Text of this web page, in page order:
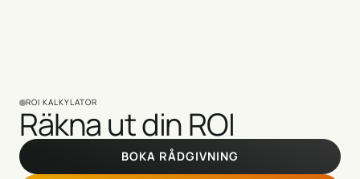
ROI KALKYLATOR
Räkna ut din ROI
BOKA RÅDGIVNING